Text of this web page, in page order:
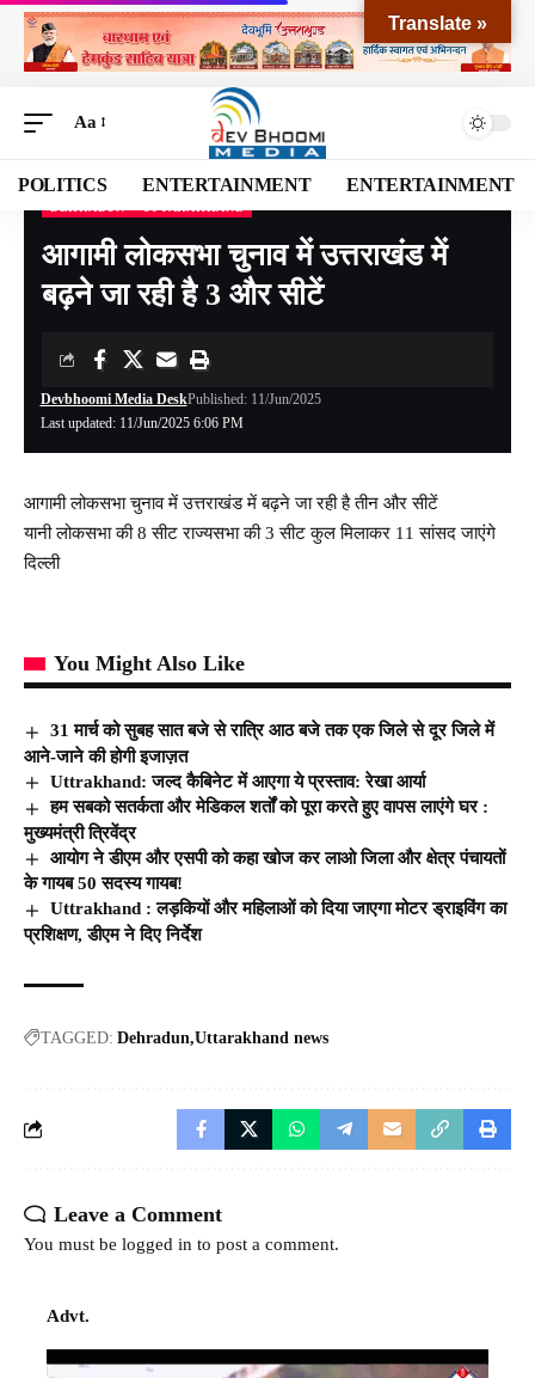
Aa
POLITICS ENTERTAINMENT ENTERTAINMENT
Devbhoomi Media>Blog>NATIONAL>UTTARAKHAND>DEHRADUN
आगामी लोकसभा चुनाव में उत्तराखंड में
बढ़ने जा रही है 3 और सीटें
Last updated: 11/Jun/2025 6:06 PM
Devbhoomi Media DeskPublished: 11/Jun/2025
आगामी लोकसभा चुनाव में उत्तराखंड में बढ़ने जा रही है तीन और सीटें
यानी लोकसभा की 8 सीट राज्यसभा की 3 सीट कुल मिलाकर 11 सांसद जाएंगे
दिल्ली
You Might Also Like
31 मार्च को सुबह सात बजे से रात्रि आठ बजे तक एक जिले से दूर जिले में
आने-जाने की होगी इजाज़त
Uttrakhand: जल्द कैबिनेट में आएगा ये प्रस्ताव: रेखा आर्या
हम सबको सतर्कता और मेडिकल शर्तों को पूरा करते हुए वापस लाएंगे घर :
मुख्यमंत्री त्रिवेंद्र
आयोग ने डीएम और एसपी को कहा खोज कर लाओ जिला और क्षेत्र पंचायतों
के गायब 50 सदस्य गायब!
Uttrakhand : लड़कियों और महिलाओं को दिया जाएगा मोटर ड्राइविंग का
प्रशिक्षण, डीएम ने दिए निर्देश
TAGGED: Dehradun Uttarakhand news
Leave a Comment
You must be logged in to post a comment.
Advt.
Video
Translate »